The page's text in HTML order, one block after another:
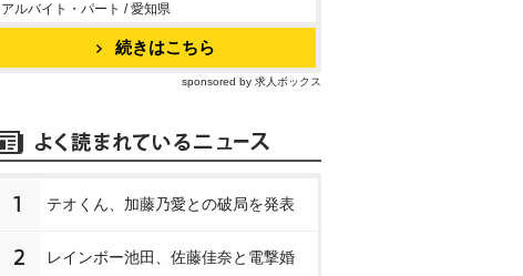
アルバイト・パート / 愛知県
続きはこちら
sponsored by 求人ボックス
1 テオくん、加藤乃愛との破局を発表
2 レインボー池田、佐藤佳奈と電撃婚